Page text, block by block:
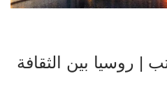
| روسيا بين الثقافة